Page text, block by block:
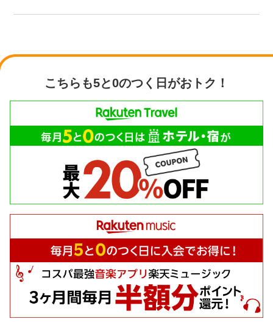
こちらも5と0のつく日がおトク！